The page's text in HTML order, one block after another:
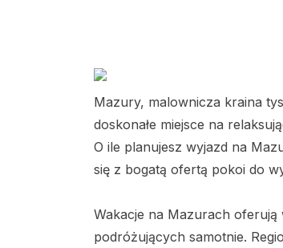
Mazury, malownicza kraina
doskonałe miejsce na
O ile planujesz wyjazd na
się z bogatą ofertą pokoi do
Wakacje na Mazurach
podróżujących samotnie.